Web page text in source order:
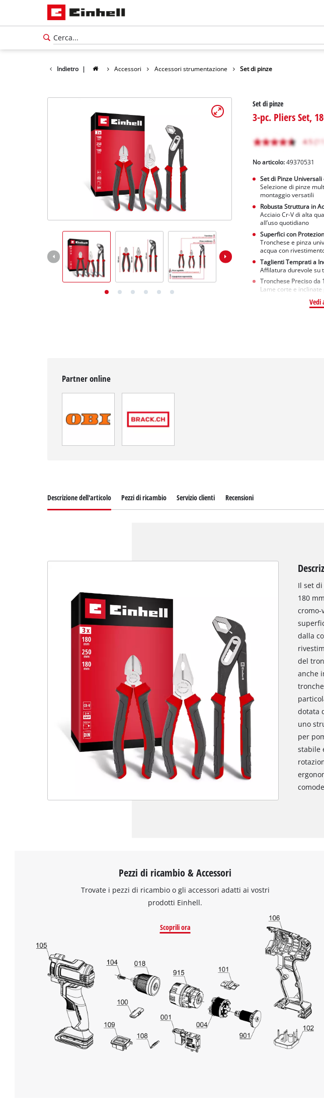
Indietro | Accessori Accessori strumentazione Set di pinze
Set di pinze
3-pc. Pliers Set,
No articolo:49370531
Set di Pinze Universali
Selezione di pinze
montaggio versatili
Robusta Struttura in
Acciaio Cr-V di alta
all’uso quotidiano
Superfici con
Tronchese e pinza
acqua con
Taglienti Temprati a
Affilatura durevole su
Tronchese Preciso da
Lame corte e
Vedi
Partner online
Abbiamo
per
Descrizione dell'articolo Pezzi di ricambio Servizio clienti Recensioni
Il set
180
cromo-
dalla
del
anche
dotata
uno
per
stabile
Pezzi di ricambio & Accessori
Trovate i pezzi di ricambio o gli accessori adatti ai vostri
prodotti Einhell.
Scoprili ora